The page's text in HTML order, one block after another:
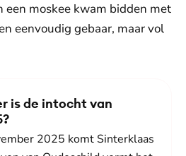
een moskee kwam bidden met
eenvoudig gebaar, maar vol
is de intocht van
2025 komt Sinterklaas